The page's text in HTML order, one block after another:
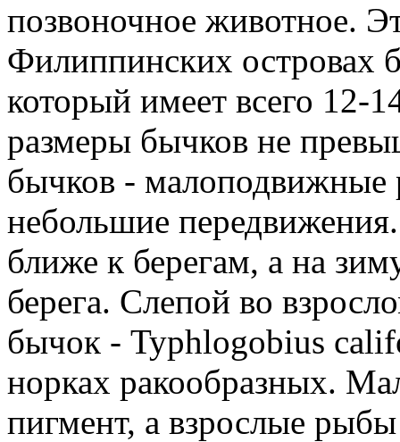
позвоночное животное.
Филиппинских островах
который имеет всего
размеры бычков не
бычков -
небольшие
ближе к берегам, а на
берега. Слепой во
бычок - Typhlogobius
норках ракообразных.
пигмент, а взрослые